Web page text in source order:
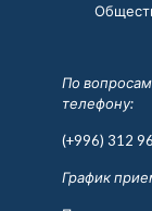
По
телефону:
(+996) 312
График